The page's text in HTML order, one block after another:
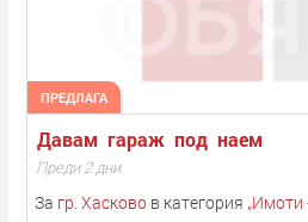
ПРЕДЛАГА
Давам  гараж  под  наем
Преди 2 дни
За гр. Хасковов категория „Имоти